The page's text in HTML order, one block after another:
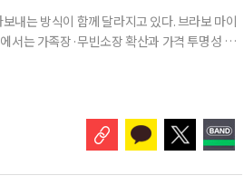
내는 방식이 함께 달라지고 있다. 브라보 마이
서는 가족장·무빈소장 확산과 가격 투명성 문